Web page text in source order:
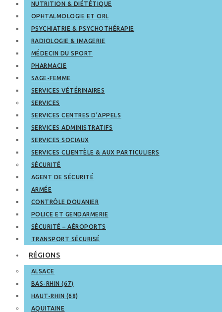
NUTRITION & DIÉTÉTIQUE
OPHTALMOLOGIE ET ORL
PSYCHIATRIE & PSYCHOTHÉRAPIE
RADIOLOGIE & IMAGERIE
MÉDECIN DU SPORT
PHARMACIE
SAGE-FEMME
SERVICES VÉTÉRINAIRES
SERVICES
SERVICES CENTRES D’APPELS
SERVICES ADMINISTRATIFS
SERVICES SOCIAUX
SERVICES CLIENTÈLE & AUX PARTICULIERS
SÉCURITÉ
AGENT DE SÉCURITÉ
ARMÉE
CONTRÔLE DOUANIER
POLICE ET GENDARMERIE
SÉCURITÉ – AÉROPORTS
TRANSPORT SÉCURISÉ
RÉGIONS
ALSACE
BAS-RHIN (67)
HAUT-RHIN (68)
AQUITAINE